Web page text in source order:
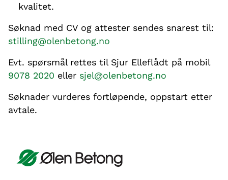
kvalitet.
Søknad med CV og attester sendes snarest til:
stilling@olenbetong.no
Evt. spørsmål rettes til Sjur Elleflådt på mobil
9078 2020 eller sjel@olenbetong.no
Søknader vurderes fortløpende, oppstart etter
avtale.